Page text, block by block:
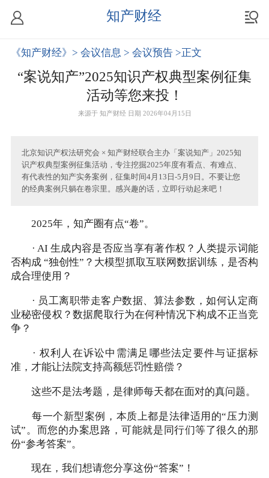
知产财经
《知产财经》 > 会议信息 > 会议预告 >正文
“案说知产”2025知识产权典型案例征集
活动等您来投！
来源于 知产财经 日期 2026年04月15日
北京知识产权法研究会 × 知产财经联合主办「案说知产」2025知
识产权典型案例征集活动，专注挖掘2025年度有看点、有难点、
有代表性的知产实务案例，征集时间4月13日-5月9日。不要让您
的经典案例只躺在卷宗里。感兴趣的话，立即行动起来吧！
2025年，知产圈有点“卷”。
· AI 生成内容是否应当享有著作权？人类提示词能
否构成 “独创性”？大模型抓取互联网数据训练，是否构
成合理使用？
· 员工离职带走客户数据、算法参数，如何认定商
业秘密侵权？数据爬取行为在何种情况下构成不正当竞
争？
· 权利人在诉讼中需满足哪些法定要件与证据标
准，才能让法院支持高额惩罚性赔偿？
这些不是法考题，是律师每天都在面对的真问题。
每一个新型案例，本质上都是法律适用的“压力测
试”。而您的办案思路，可能就是同行们等了很久的那
份“参考答案”。
现在，我们想请您分享这份“答案”！